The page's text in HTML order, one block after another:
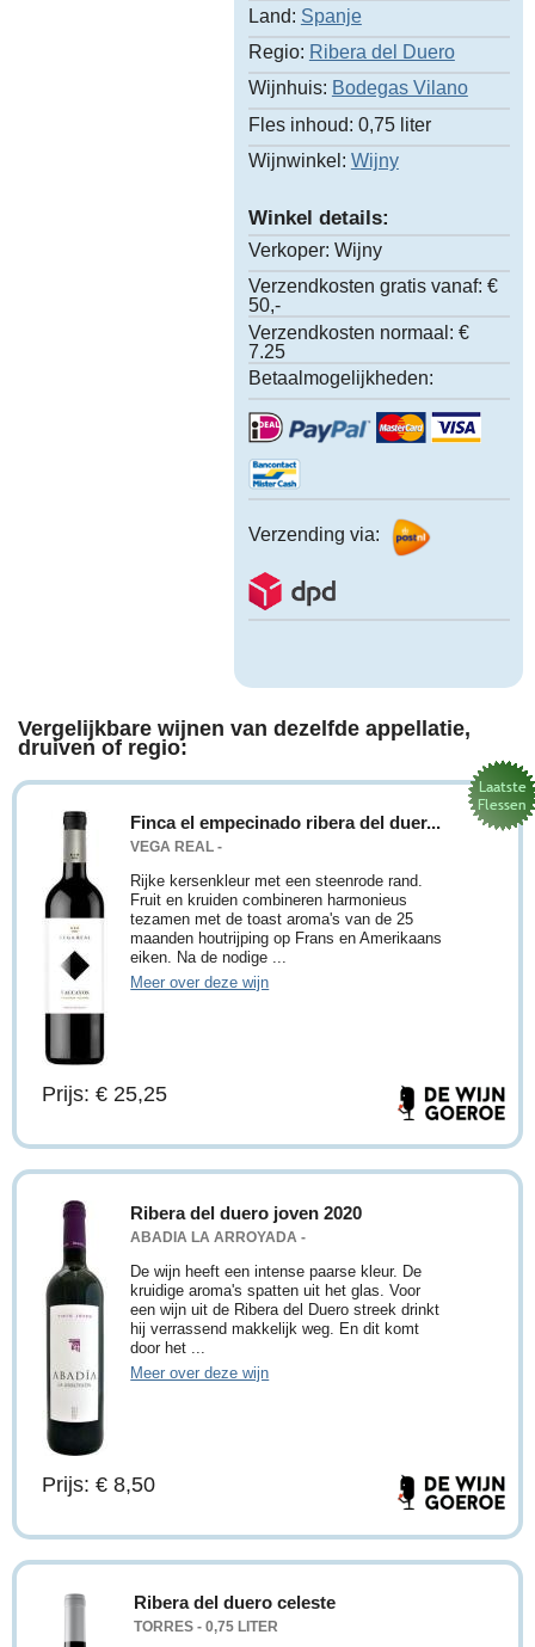
Land: Spanje
Regio: Ribera del Duero
Wijnhuis: Bodegas Vilano
Fles inhoud: 0,75 liter
Wijnwinkel: Wijny
Winkel details:
Verkoper: Wijny
Verzendkosten gratis vanaf: €
50,-
Verzendkosten normaal: €
7.25
Betaalmogelijkheden:
Verzending via:
Vergelijkbare wijnen van dezelfde appellatie,
druiven of regio:
Finca el empecinado ribera del duer...
VEGA REAL -
Rijke kersenkleur met een steenrode rand.
Fruit en kruiden combineren harmonieus
tezamen met de toast aroma's van de 25
maanden houtrijping op Frans en Amerikaans
eiken. Na de nodige ...
Meer over deze wijn
Prijs: € 25,25
Ribera del duero joven 2020
ABADIA LA ARROYADA -
De wijn heeft een intense paarse kleur. De
kruidige aroma's spatten uit het glas. Voor
een wijn uit de Ribera del Duero streek drinkt
hij verrassend makkelijk weg. En dit komt
door het ...
Meer over deze wijn
Prijs: € 8,50
Ribera del duero celeste
TORRES - 0,75 LITER